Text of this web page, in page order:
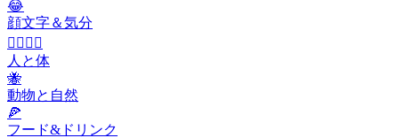
😂
顔文字＆気分
👩‍❤️‍💋‍👨
人と体
🐝
動物と自然
🍕
フード&ドリンク